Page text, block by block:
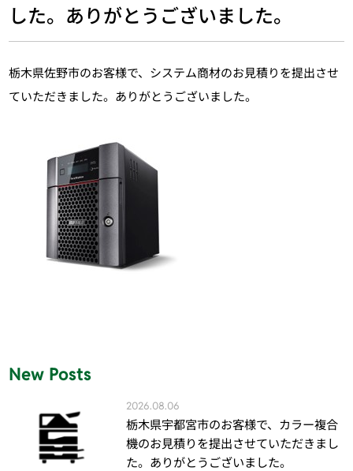
した。ありがとうございました。
栃木県佐野市のお客様で、システム商材のお見積りを提出させ
ていただきました。ありがとうございました。
New Posts
2026.08.06
栃木県宇都宮市のお客様で、カラー複合
機のお見積りを提出させていただきまし
た。ありがとうございました。